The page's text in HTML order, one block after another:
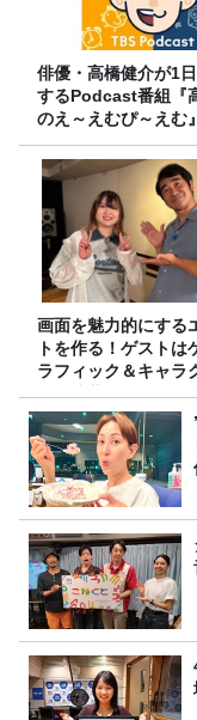
俳優・高橋健介が1
するPodcast番組『
のえ～えむぴ～えむ
ます
画面を魅力的にする
トを作る！ゲストは
ラフィック＆キャラ
攻の遠藤里桜さん！